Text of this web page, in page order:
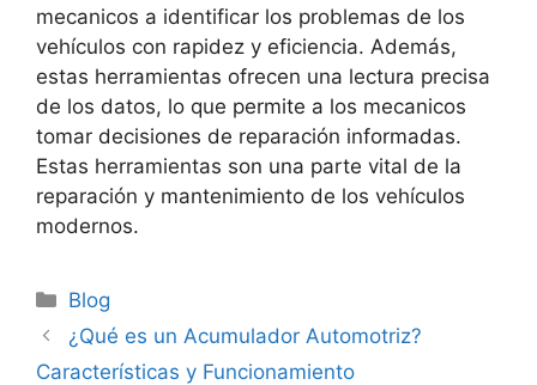
mecanicos a identificar los problemas de los
vehículos con rapidez y eficiencia. Además,
estas herramientas ofrecen una lectura precisa
de los datos, lo que permite a los mecanicos
tomar decisiones de reparación informadas.
Estas herramientas son una parte vital de la
reparación y mantenimiento de los vehículos
modernos.
Categorías
Blog
¿Qué es un Acumulador Automotriz?
Características y Funcionamiento